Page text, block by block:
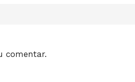
comentar.